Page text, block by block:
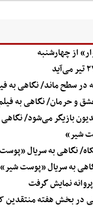
از چهارشنبه
در سطح ماند/ نگاهی به
و حرمان/ نگاهی به
بازیگر می‌شود/ نگاهی
شیر»
نگاهی به سریال
به سریال «پوست شیر»
نمایش گرفت
در بخش هفته منتقدین